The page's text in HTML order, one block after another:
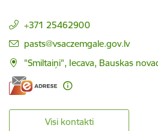
+371 25462900
E-pasts:
pasts@vsaczemgale.gov.lv
"Smiltaiņi", Iecava, Bauskas
Visi kontakti